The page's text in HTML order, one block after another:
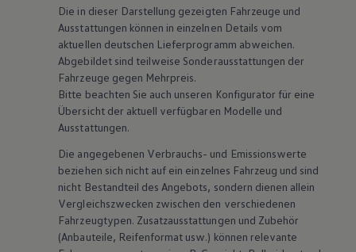
Die in dieser Darstellung gezeigten Fahrzeuge und
Ausstattungen können in einzelnen Details vom
aktuellen deutschen Lieferprogramm abweichen.
Abgebildet sind teilweise Sonderausstattungen der
Fahrzeuge gegen Mehrpreis.
Bitte beachten Sie auch unseren Konfigurator für eine
Übersicht der aktuell verfügbaren Modelle und
Ausstattungen.
Die angegebenen Verbrauchs- und Emissionswerte
beziehen sich nicht auf ein einzelnes Fahrzeug und sind
nicht Bestandteil des Angebots, sondern dienen allein
Vergleichszwecken zwischen den verschiedenen
Fahrzeugtypen. Zusatzausstattungen und Zubehör
(Anbauteile, Reifenformat usw.) können relevante